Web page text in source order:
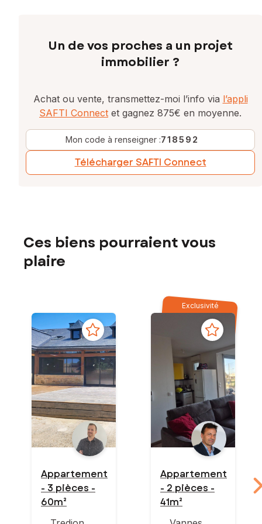
commercial immatriculé au RSAC de Vannes sous le numéro
Un de vos proches a un projet
immobilier ?
Achat ou vente, transmettez-moi l’info via l’appli
SAFTI Connect et gagnez 875€ en moyenne.
Mon code à renseigner :718592
Télécharger SAFTI Connect
Ces biens pourraient vous
plaire
Appartement
- 3 pièces -
60m²
Exclusivité
Appartement
- 2 pièces -
41m²